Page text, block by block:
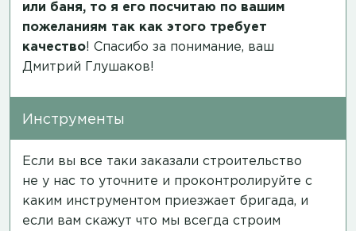
или баня, то я его посчитаю по вашим
пожеланиям так как этого требует
качество! Спасибо за понимание, ваш
Дмитрий Глушаков!
Инструменты
Если вы все таки заказали строительство
не у нас то уточните и проконтролируйте с
каким инструментом приезжает бригада, и
если вам скажут что мы всегда строим